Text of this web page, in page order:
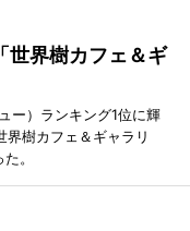
世界樹カフェ＆ギ
ー）ランキング1位に輝
界樹カフェ＆ギャラリ
。